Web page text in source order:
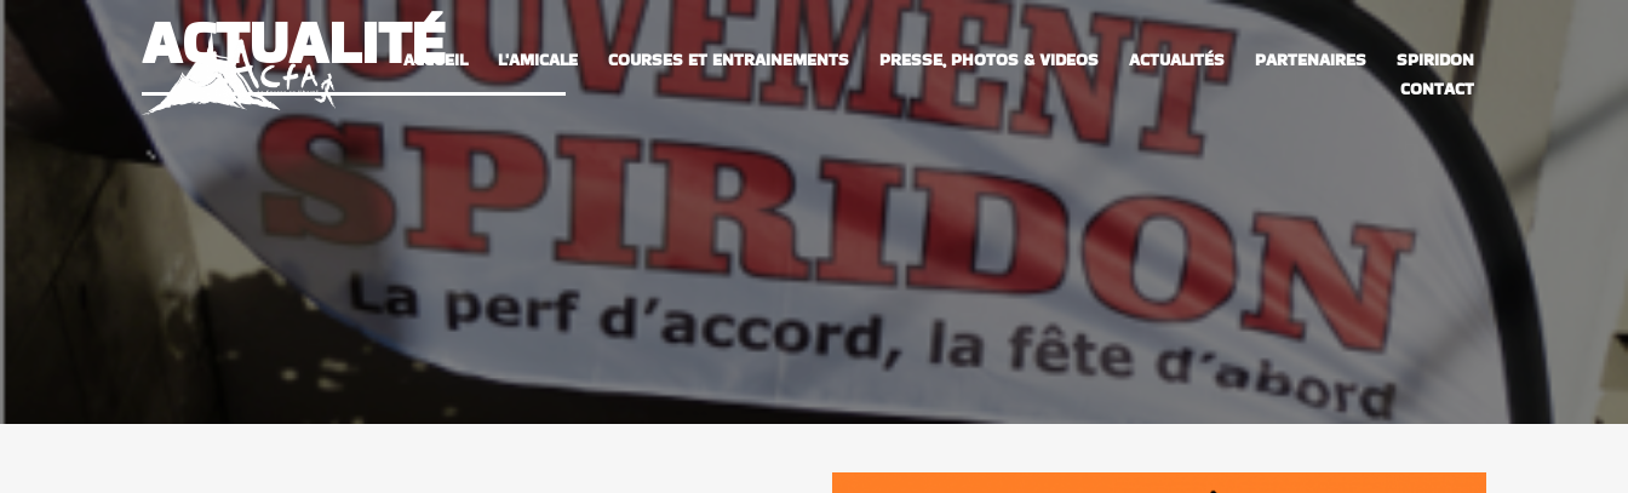
ACCUEIL L'AMICALE COURSES ET ENTRAINEMENTS PRESSE, PHOTOS & VIDEOS ACTUALITÉS PARTENAIRES
SPIRIDON
CONTACT
ACTUALITÉ